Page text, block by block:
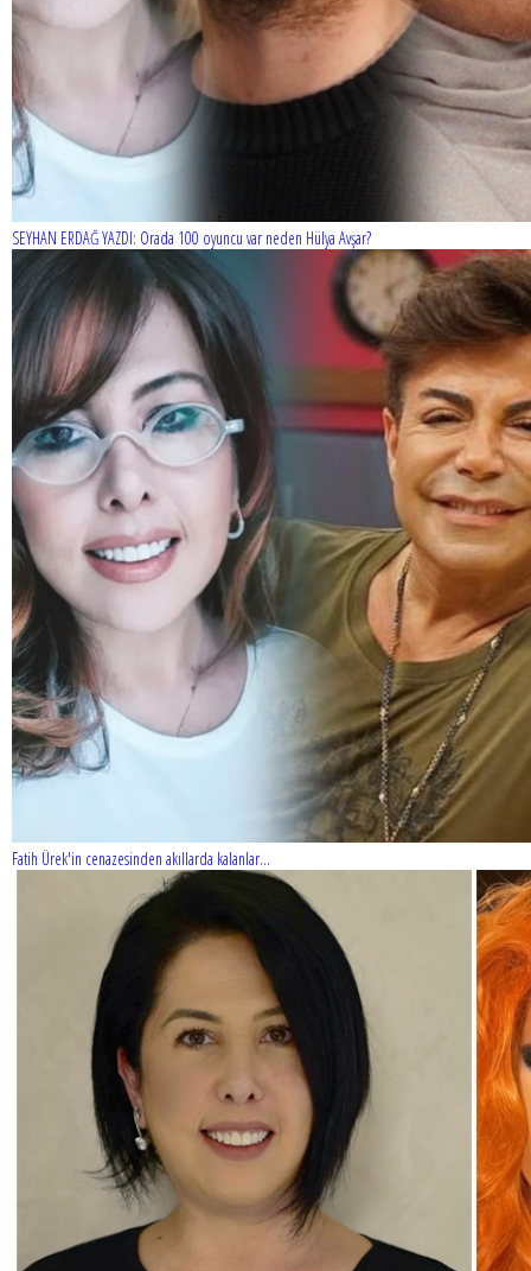
yaptı?
SEYHAN ERDAĞ YAZDI: Orada 100 oyuncu var neden Hülya Avşar?
Fatih Ürek'in cenazesinden akıllarda kalanlar...